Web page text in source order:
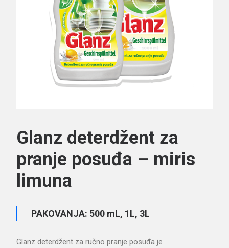
Glanz deterdžent za
pranje posuđa – miris
limuna
PAKOVANJA: 500 mL, 1L, 3L
Glanz deterdžent za ručno pranje posuđa je